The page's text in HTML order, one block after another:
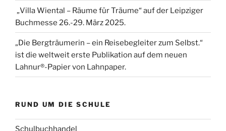
„Villa Wiental – Räume für Träume“ auf der Leipziger
Buchmesse 26.-29. März 2025.
„Die Bergträumerin – ein Reisebegleiter zum Selbst.“
ist die weltweit erste Publikation auf dem neuen
Lahnur®-Papier von Lahnpaper.
RUND UM DIE SCHULE
Schulbuchhandel